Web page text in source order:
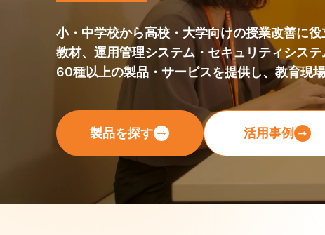
小・中学校から高校・大学向けの授業改善に
教材、運用管理システム・セキュリティシス
60種以上の製品・サービスを提供し、教育現
製品を探す 活用事例